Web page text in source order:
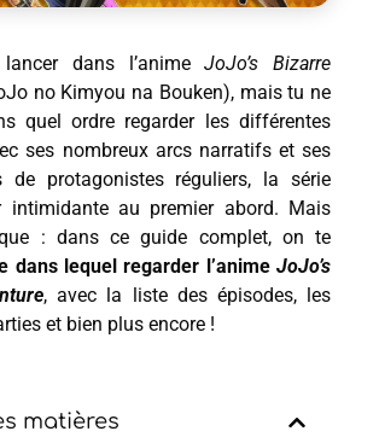
dans l’animeJoJo’s Bizarre
no Kimyou na Bouken), mais tu ne
quel ordre regarder les différentes
ses nombreux arcs narratifs et ses
de protagonistes réguliers, la série
intimidante au premier abord. Mais
: dans ce guide complet, on te
dans lequel regarder l’animeJoJo’s
, avec la liste des épisodes, les
et bien plus encore !
matières